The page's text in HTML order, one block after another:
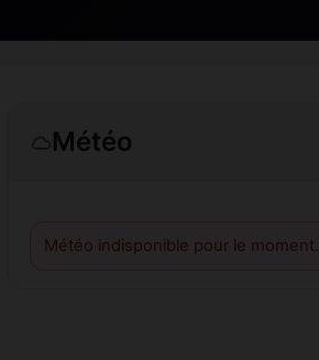
Météo
Météo indisponible pour le moment.